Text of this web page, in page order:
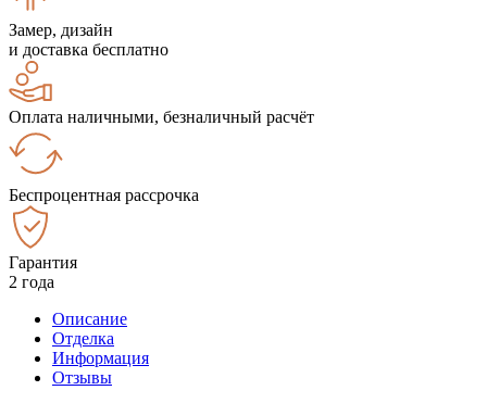
Замер, дизайн
и доставка бесплатно
Оплата наличными, безналичный расчёт
Беспроцентная рассрочка
Гарантия
2 года
Описание
Отделка
Информация
Отзывы